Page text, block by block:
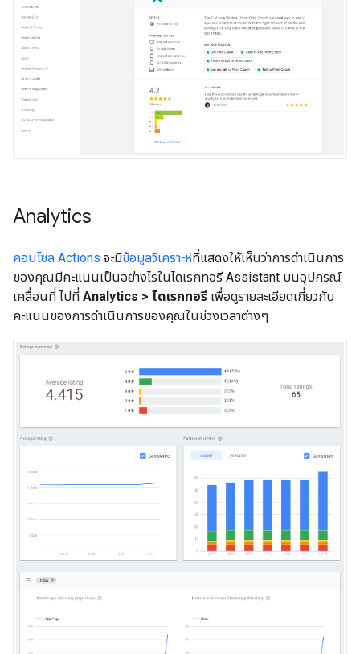
Analytics
คอนโซล Actions จะมีข้อมูลวิเคราะห์ที่แสดงให้เห็นว่าการดำเนินการ
ของคุณมีคะแนนเป็นอย่างไรในไดเรกทอรี Assistant บนอุปกรณ์
เคลื่อนที่ ไปที่ Analytics > ไดเรกทอรี เพื่อดูรายละเอียดเกี่ยวกับ
คะแนนของการดำเนินการของคุณในช่วงเวลาต่างๆ